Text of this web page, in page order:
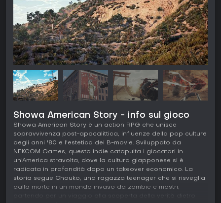
Showa American Story - info sul gioco
Showa American Story è un action RPG che unisce
sopravvivenza post-apocalittica, influenze della pop culture
degli anni '80 e l'estetica dei B-movie. Sviluppato da
NEKCOM Games, questo indie catapulta i giocatori in
un'America stravolta, dove la cultura giapponese si è
radicata in profondità dopo un takeover economico. La
storia segue Chouko, una ragazza teenager che si risveglia
dalla morte in un mondo invaso da zombie e mostri,
partendo per un viaggio alla scoperta della verità dietro